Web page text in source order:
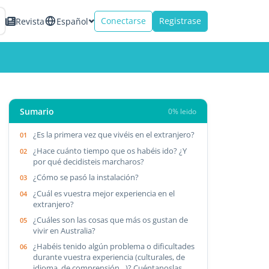
Revista Español Conectarse Registrase
Sumario 0% leido
¿Es la primera vez que vivéis en el extranjero?
¿Hace cuánto tiempo que os habéis ido? ¿Y
por qué decidisteis marcharos?
¿Cómo se pasó la instalación?
¿Cuál es vuestra mejor experiencia en el
extranjero?
¿Cuáles son las cosas que más os gustan de
vivir en Australia?
¿Habéis tenido algún problema o dificultades
durante vuestra experiencia (culturales, de